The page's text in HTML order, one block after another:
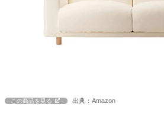
この商品を見る 出典：Amazon